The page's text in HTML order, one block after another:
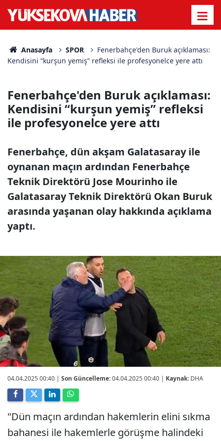
Anasayfa SPOR
Fenerbahçe'den Buruk açıklaması:
Kendisini “kurşun yemiş” refleksi ile profesyonelce yere attı
Fenerbahçe'den Buruk açıklaması:
Kendisini “kurşun yemiş” refleksi
ile profesyonelce yere attı
Fenerbahçe, dün akşam Galatasaray ile
oynanan maçın ardından Fenerbahçe
Teknik Direktörü Jose Mourinho ile
Galatasaray Teknik Direktörü Okan Buruk
arasında yaşanan olay hakkında açıklama
yaptı.
04.04.2025 00:40 | Son Güncelleme:04.04.2025 00:40 | Kaynak: DHA
"Dün maçın ardından hakemlerin elini sıkma
bahanesi ile hakemlerle görüşme halindeki